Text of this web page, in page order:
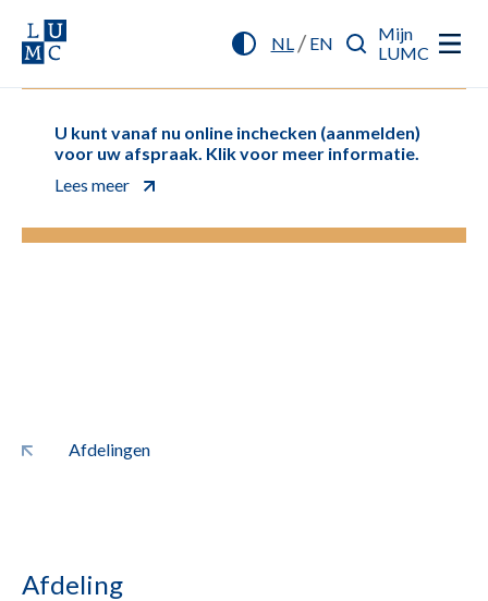
NL/ EN
Mijn
LUMC
U kunt vanaf nu online inchecken (aanmelden)
voor uw afspraak. Klik voor meer informatie.
Lees meer
Afdelingen
Afdeling